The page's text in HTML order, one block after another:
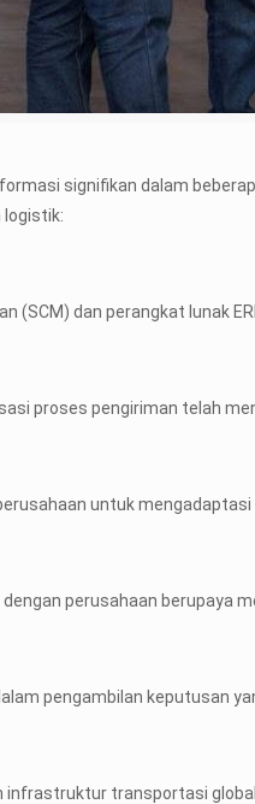
signifikan dalam
logistik:
(SCM) dan perangkat lunak
proses pengiriman telah
untuk
perusahaan berupaya
pengambilan keputusan
infrastruktur transportasi